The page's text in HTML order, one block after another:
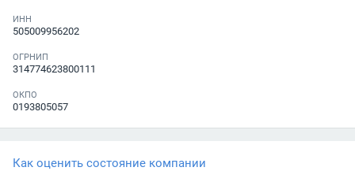
ИНН
505009956202
ОГРНИП
314774623800111
ОКПО
0193805057
Как оценить состояние компании